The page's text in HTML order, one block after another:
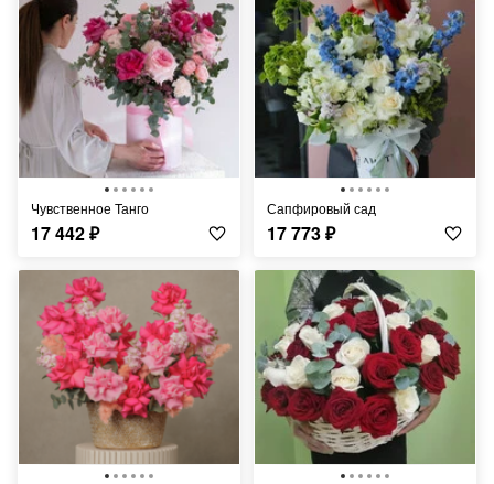
Чувственное Танго
17 442₽
Сапфировый сад
17 773₽